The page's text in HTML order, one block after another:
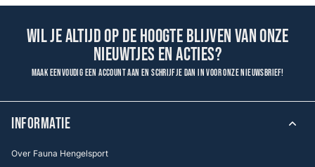
Wil je altijd op de hoogte blijven van onze
nieuwtjes en acties?
Maak eenvoudig een account aan en schrijf je dan in voor onze nieuwsbrief!
INFORMATIE
Over Fauna Hengelsport